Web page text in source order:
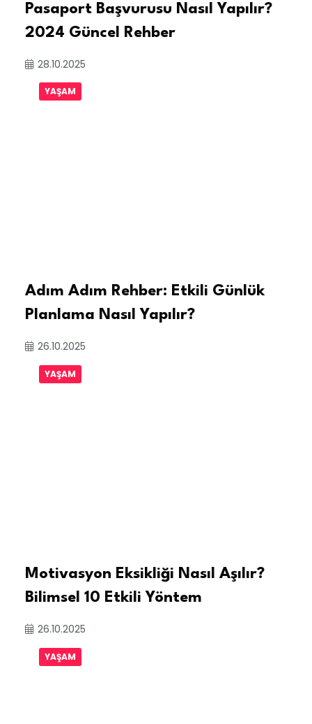
Pasaport Başvurusu Nasıl Yapılır?
2024 Güncel Rehber
28.10.2025
YAŞAM
Adım Adım Rehber: Etkili Günlük
Planlama Nasıl Yapılır?
26.10.2025
YAŞAM
Motivasyon Eksikliği Nasıl Aşılır?
Bilimsel 10 Etkili Yöntem
26.10.2025
YAŞAM